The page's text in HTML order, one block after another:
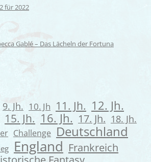
für 2022
Gablé – Das Lächeln der Fortuna
9. Jh. 10. Jh 11. Jh. 12. Jh.
15. Jh. 16. Jh. 17. Jh. 18. Jh.
Challenge Deutschland
England Frankreich